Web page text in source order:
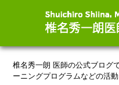
椎名秀一朗 医師の公式ブログで
ーニングプログラムなどの活動